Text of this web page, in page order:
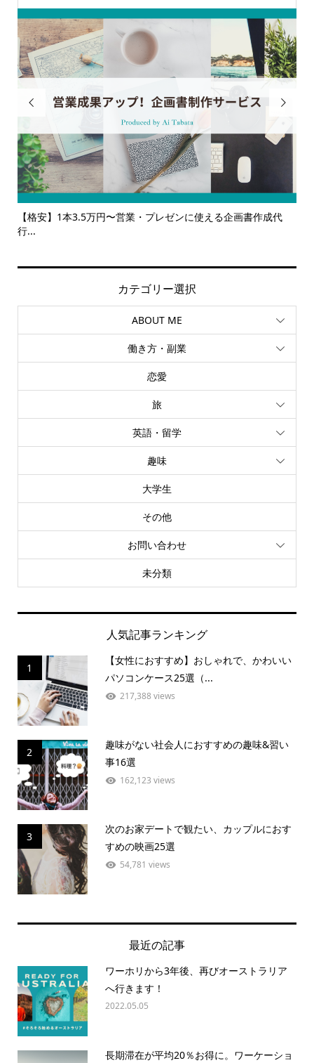

成代
【サービス一覧】広報・企画・デザインの単発依頼からトー

カテゴリー選択
ABOUT ME
働き方・副業
恋愛
旅
英語・留学
趣味
大学生
その他
お問い合わせ
未分類
人気記事ランキング
1
【女性におすすめ】おしゃれで、かわいい
パソコンケース25選（...
217,388 views
2
趣味がない社会人におすすめの趣味&習い
事16選
162,123 views
3
次のお家デートで観たい、カップルにおす
すめの映画25選
54,781 views
最近の記事
ワーホリから3年後、再びオーストラリア
へ行きます！
2022.05.05
長期滞在が平均20％お得に。ワーケーショ